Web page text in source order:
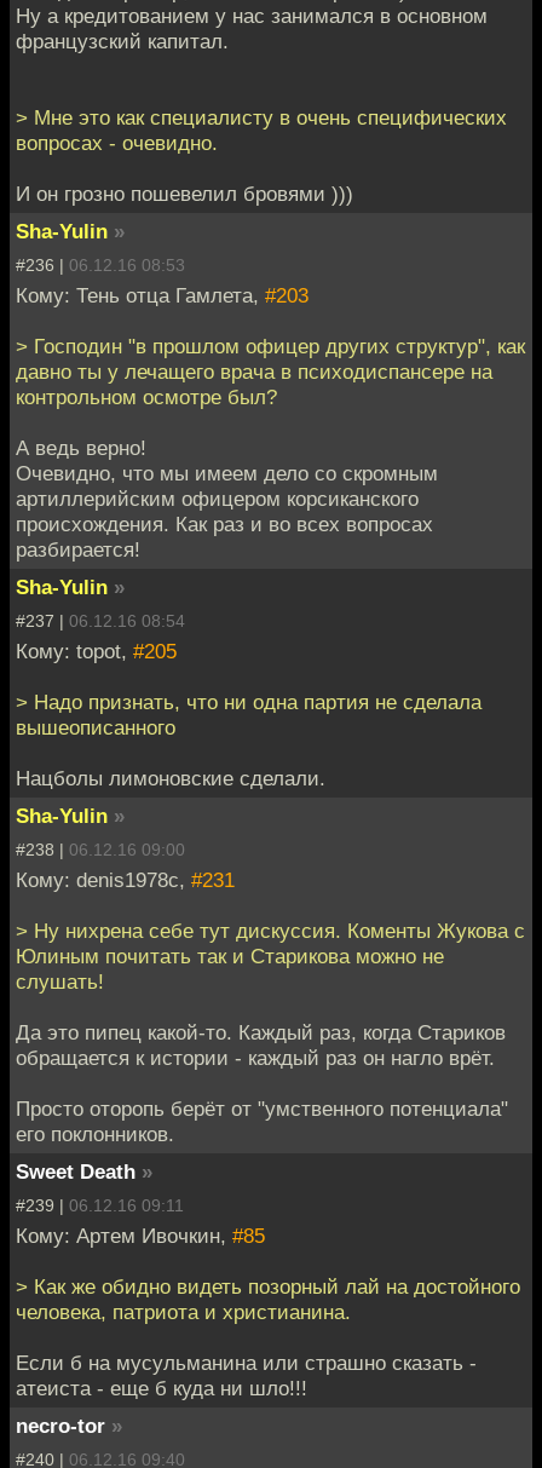
Ну а кредитованием у нас занимался в основном
французский капитал.
> Мне это как специалисту в очень специфических
вопросах - очевидно.
И он грозно пошевелил бровями )))
Sha-Yulin »
#236 | 06.12.16 08:53
Кому: Тень отца Гамлета, #203
> Господин "в прошлом офицер других структур", как
давно ты у лечащего врача в психодиспансере на
контрольном осмотре был?
А ведь верно!
Очевидно, что мы имеем дело со скромным
артиллерийским офицером корсиканского
происхождения. Как раз и во всех вопросах
разбирается!
Sha-Yulin »
#237 | 06.12.16 08:54
Кому: topot, #205
> Надо признать, что ни одна партия не сделала
вышеописанного
Нацболы лимоновские сделали.
Sha-Yulin »
#238 | 06.12.16 09:00
Кому: denis1978c, #231
> Ну нихрена себе тут дискуссия. Коменты Жукова с
Юлиным почитать так и Старикова можно не
слушать!
Да это пипец какой-то. Каждый раз, когда Стариков
обращается к истории - каждый раз он нагло врёт.
Просто оторопь берёт от "умственного потенциала"
его поклонников.
Sweet Death »
#239 | 06.12.16 09:11
Кому: Артем Ивочкин, #85
> Как же обидно видеть позорный лай на достойного
человека, патриота и христианина.
Если б на мусульманина или страшно сказать -
атеиста - еще б куда ни шло!!!
necro-tor »
#240 | 06.12.16 09:40